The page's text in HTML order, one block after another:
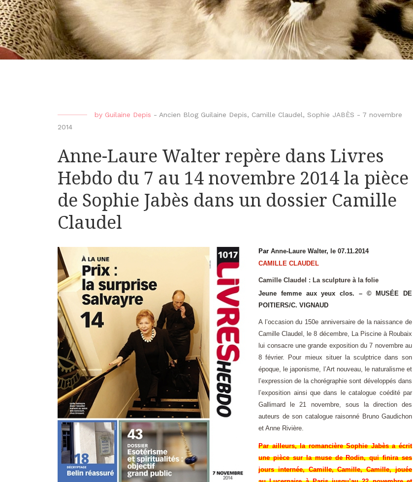
by Guilaine Depis - Ancien Blog Guilaine Depis, Camille Claudel, Sophie JABÈS - 7 novembre
2014
Anne-Laure Walter repère dans Livres
Hebdo du 7 au 14 novembre 2014 la pièce
de Sophie Jabès dans un dossier Camille
Claudel
ParAnne-Laure Walter, le 07.11.2014
CAMILLE CLAUDEL
Camille Claudel : La sculpture à la folie
Jeune femme aux yeux clos. – © MUSÉE DE
POITIERS/C. VIGNAUD
A l’occasion du 150e anniversaire de la naissance de
Camille Claudel, le 8 décembre, La Piscine à Roubaix
lui consacre une grande exposition du 7 novembre au
8février. Pour mieux situer la sculptrice dans son
époque, le japonisme, l’Art nouveau, le naturalisme et
l’expression de la chorégraphie sont développés dans
l’exposition ainsi que dans le catalogue coédité par
Gallimard le 21 novembre, sous la direction des
auteurs de son catalogue raisonné Bruno Gaudichon
et Anne Rivière.
Parailleurs, la romancière Sophie Jabès a écrit
une pièce sur la muse de Rodin, qui finira ses
jours internée, Camille, Camille, Camille, jouée